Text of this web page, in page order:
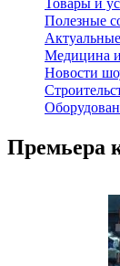
Полезные
Медицина и
Новости
Премьера